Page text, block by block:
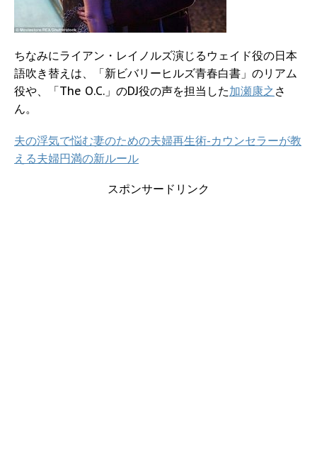
ちなみにライアン・レイノルズ演じるウェイド役の日本
語吹き替えは、「新ビバリーヒルズ青春白書」のリアム
役や、「The O.C.」のDJ役の声を担当した加瀬康之 さ
ん。
夫の浮気で悩む妻のための夫婦再生術-カウンセラーが教
える夫婦円満の新ルール
スポンサードリンク